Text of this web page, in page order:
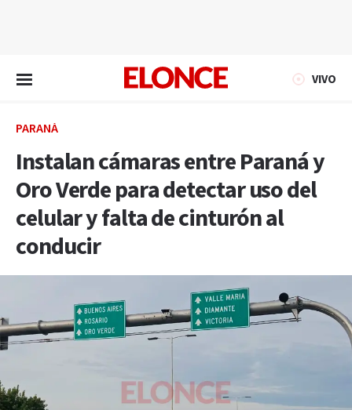
VIVO
PARANÁ
Instalan cámaras entre Paraná y
Oro Verde para detectar uso del
celular y falta de cinturón al
conducir